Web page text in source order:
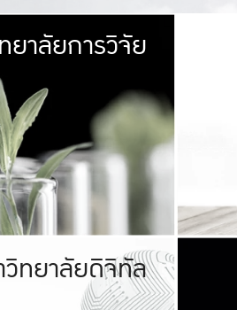
มหาวิทยาลัย
เกษตรศาสตร์ มีพื้นที่เขียวสดใส หนาแน่น
เป็นป่าในเมือง (URBAN FOREST)
เกษตรในเมือง (URBAN AGRICULTURE)
ที่นับรวมกันได้ประมาณ 1,400 ไร่
ยาลัยการวิจัย
ทยาลัยรับผิดชอบต่อสังคม
ทยาลัยดิจิทัล